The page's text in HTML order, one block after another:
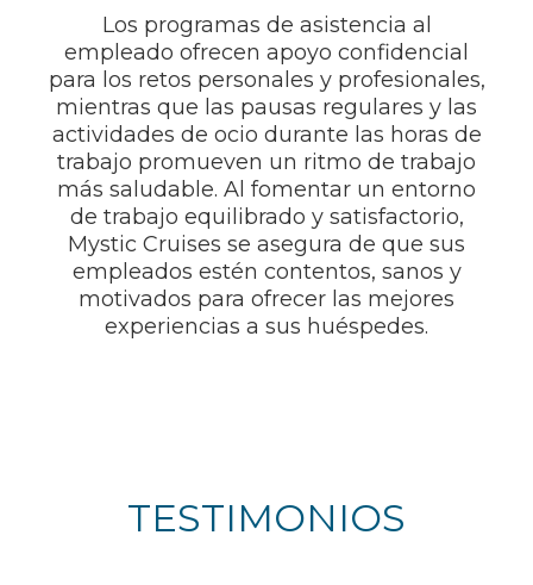
Los programas de asistencia al
empleado ofrecen apoyo confidencial
para los retos personales y profesionales,
mientras que las pausas regulares y las
actividades de ocio durante las horas de
trabajo promueven un ritmo de trabajo
más saludable. Al fomentar un entorno
de trabajo equilibrado y satisfactorio,
Mystic Cruises se asegura de que sus
empleados estén contentos, sanos y
motivados para ofrecer las mejores
experiencias a sus huéspedes.
TESTIMONIOS